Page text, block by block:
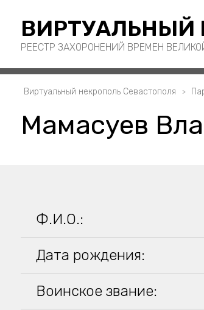
ВИРТУАЛЬНЫЙ
РЕЕСТР ЗАХОРОНЕНИЙ ВРЕМЕН
Виртуальный некрополь Севастополя
Мамасуев
Ф.И.О.:
Дата рождения:
Воинское звание: